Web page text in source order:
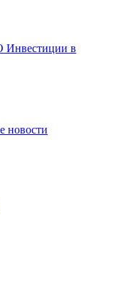
Инвестиции в
новости